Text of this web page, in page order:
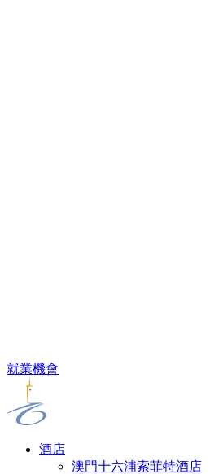
就業機會
酒店
澳門十六浦索菲特酒店